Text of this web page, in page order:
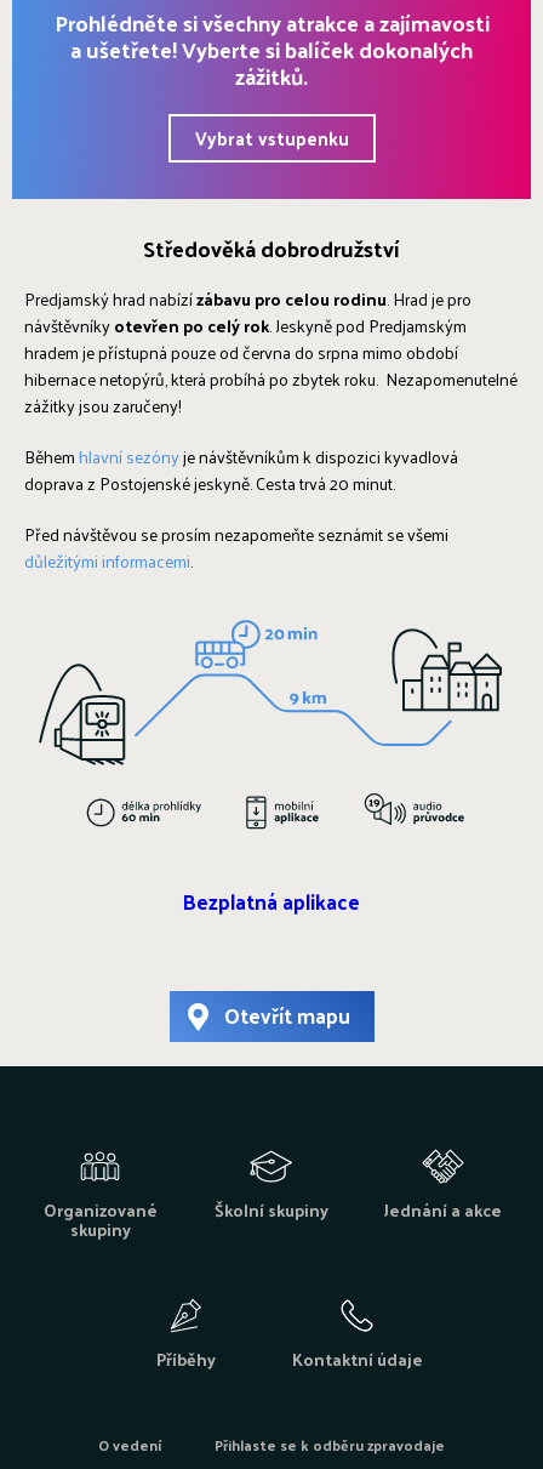
Prohlédněte si všechny atrakce a zajímavosti
a ušetřete! Vyberte si balíček dokonalých
zážitků.
Vybrat vstupenku
Středověká dobrodružství
Predjamský hrad nabízízábavu pro celou rodinu. Hrad je pro
návštěvníkyotevřen po celý rok. Jeskyně pod Predjamským
hradem je přístupná pouze od června do srpna mimo období
hibernace netopýrů, která probíhá po zbytek roku. Nezapomenutelné
zážitky jsou zaručeny!
Běhemhlavní sezónyje návštěvníkům k dispozici kyvadlová
doprava z Postojenské jeskyně. Cesta trvá 20 minut.
Před návštěvou se prosím nezapomeňte seznámit se všemi
důležitými informacemi.
Bezplatná aplikace
Otevřít mapu
Organizované
skupiny
Školní skupiny Jednání a akce
Příběhy Kontaktní údaje
O vedení Přihlaste se k odběru zpravodaje